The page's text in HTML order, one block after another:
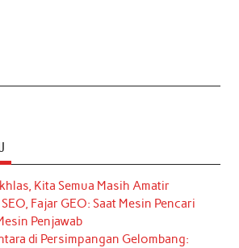
Kita Semua Masih Amatir
Fajar GEO: Saat Mesin Pencari
Penjawab
di Persimpangan Gelombang: